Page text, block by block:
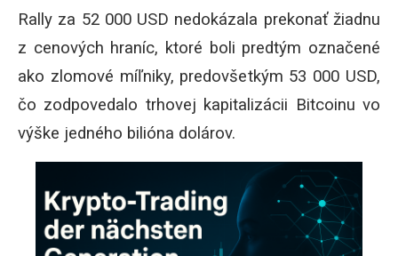
Rally za 52 000 USD nedokázala prekonať žiadnu
z cenových hraníc, ktoré boli predtým označené
ako zlomové míľniky, predovšetkým 53 000 USD,
čo zodpovedalo trhovej kapitalizácii Bitcoinu vo
výške jedného bilióna dolárov.